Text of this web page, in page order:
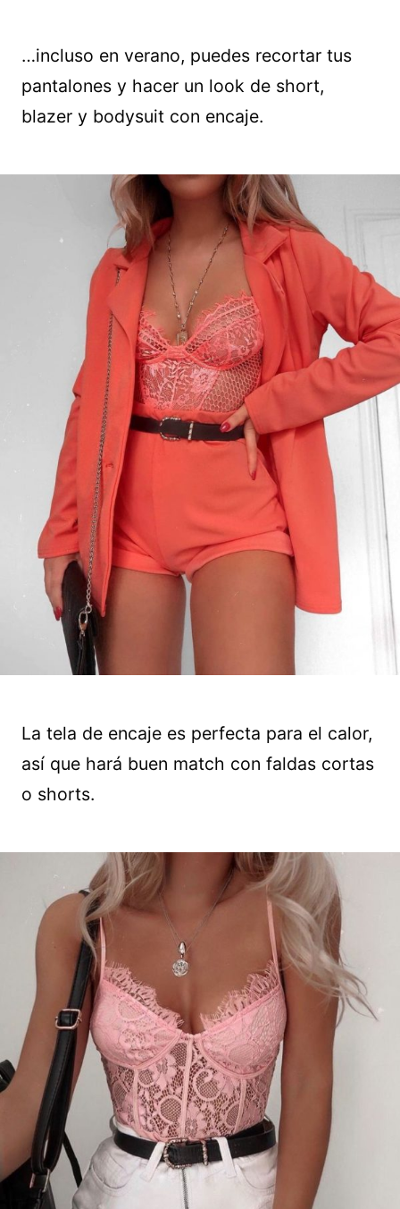
…incluso en verano, puedes recortar tus
pantalones y hacer un look de short,
blazer y bodysuit con encaje.
La tela de encaje es perfecta para el calor,
así que hará buen match con faldas cortas
o shorts.